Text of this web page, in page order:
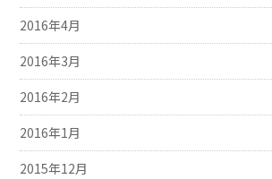
2016年4月
2016年3月
2016年2月
2016年1月
2015年12月